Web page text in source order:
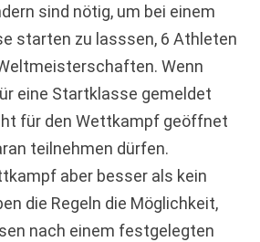
sind nötig, um bei einem
starten zu lasssen, 6 Athleten
Wenn
eine Startklasse gemeldet
für den Wettkampf geöffnet
teilnehmen dürfen.
aber besser als kein
die Regeln die Möglichkeit,
nach einem festgelegten